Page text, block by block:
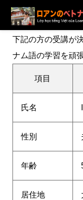
ブログ
ました【夫婦で受講】
下記の方の受講が
ナム語の学習を頑
項目
氏名
性別
年齢
居住地